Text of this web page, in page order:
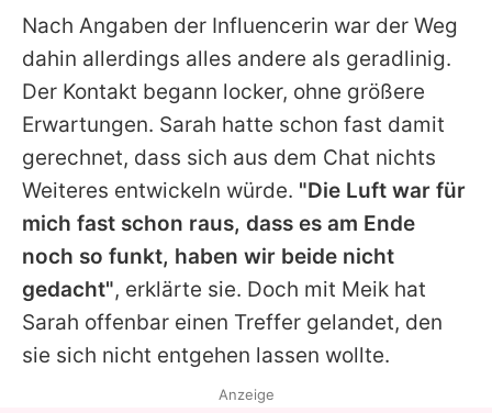
Nach Angaben der Influencerin war der Weg
dahin allerdings alles andere als geradlinig.
Der Kontakt begann locker, ohne größere
Erwartungen. Sarah hatte schon fast damit
gerechnet, dass sich aus dem Chat nichts
Weiteres entwickeln würde. "Die Luft war für
mich fast schon raus, dass es am Ende
noch so funkt, haben wir beide nicht
gedacht", erklärte sie. Doch mit Meik hat
Sarah offenbar einen Treffer gelandet, den
sie sich nicht entgehen lassen wollte.
Anzeige